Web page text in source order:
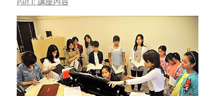
Part I: 講座內容